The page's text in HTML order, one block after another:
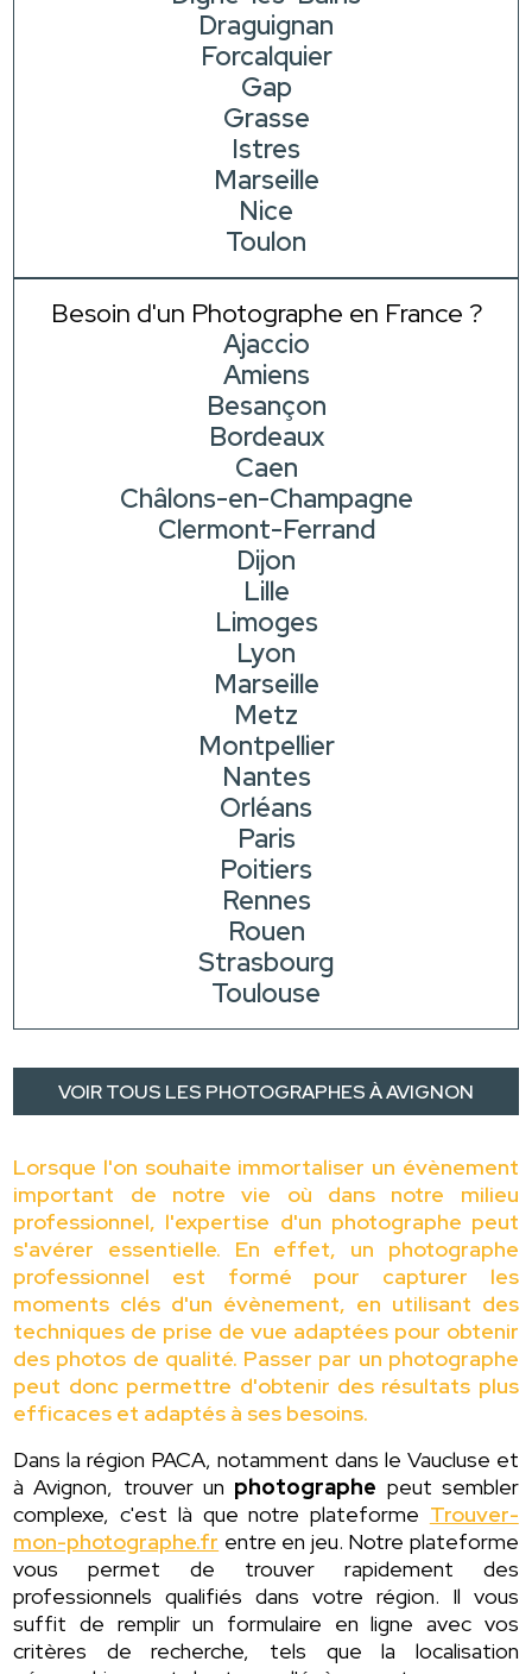
Draguignan
Forcalquier
Gap
Grasse
Istres
Marseille
Nice
Toulon
Besoin d'un Photographe en France ?
Ajaccio
Amiens
Besançon
Bordeaux
Caen
Châlons-en-Champagne
Clermont-Ferrand
Dijon
Lille
Limoges
Lyon
Marseille
Metz
Montpellier
Nantes
Orléans
Paris
Poitiers
Rennes
Rouen
Strasbourg
Toulouse
VOIR TOUS LES PHOTOGRAPHES À AVIGNON
Lorsque l'on souhaite immortaliser un évènement
important de notre vie où dans notre milieu
professionnel, l'expertise d'un photographe peut
s'avérer essentielle. En effet, un photographe
professionnel est formé pour capturer les
moments clés d'un évènement, en utilisant des
techniques de prise de vue adaptées pour obtenir
des photos de qualité. Passer par un photographe
peut donc permettre d'obtenir des résultats plus
efficaces et adaptés à ses besoins.
Dans la région PACA, notamment dans le Vaucluse et
à Avignon, trouver un photographe peut sembler
complexe, c'est là que notre plateforme Trouver-
mon-photographe.fr entre en jeu. Notre plateforme
vous permet de trouver rapidement des
professionnels qualifiés dans votre région. Il vous
suffit de remplir un formulaire en ligne avec vos
critères de recherche, tels que la localisation